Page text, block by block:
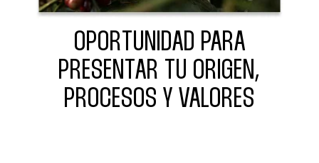
OPORTUNIDAD PARA
PRESENTAR TU ORIGEN,
PROCESOS Y VALORES